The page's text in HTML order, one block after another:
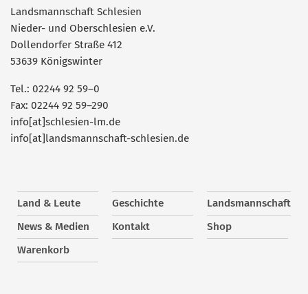
Landsmannschaft Schlesien
Nieder- und Oberschlesien e.V.
Dollendorfer Straße 412
53639 Königswinter
Tel.: 02244 92 59–0
Fax: 02244 92 59–290
info[at]schlesien-lm.de
info[at]landsmannschaft-schlesien.de
Land & Leute Geschichte
Landsmannschaft
News & Medien
Kontakt
Shop
Warenkorb